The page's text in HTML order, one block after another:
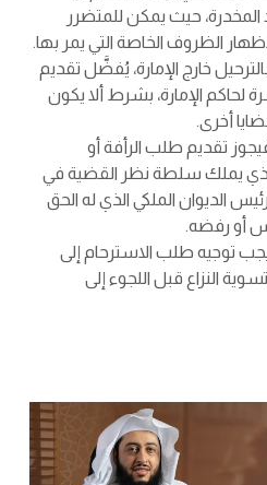
المخدرة، حيث يمكن للمتضرر
الظروف الخاصة التي يمر بها.
خارج الإمارة، يُفضَّل تقديم
لحاكم الإمارة، بشرط ألا يكون
أخرى.
فيجوز تقديم طلب الرأفة أو
يملك سلطة نظر القضية في
الديوان الملكي الذي له الحق
أو رفضه.
توجيه طلب الاسترحام إلى
النزاع قبل اللجوء إلى